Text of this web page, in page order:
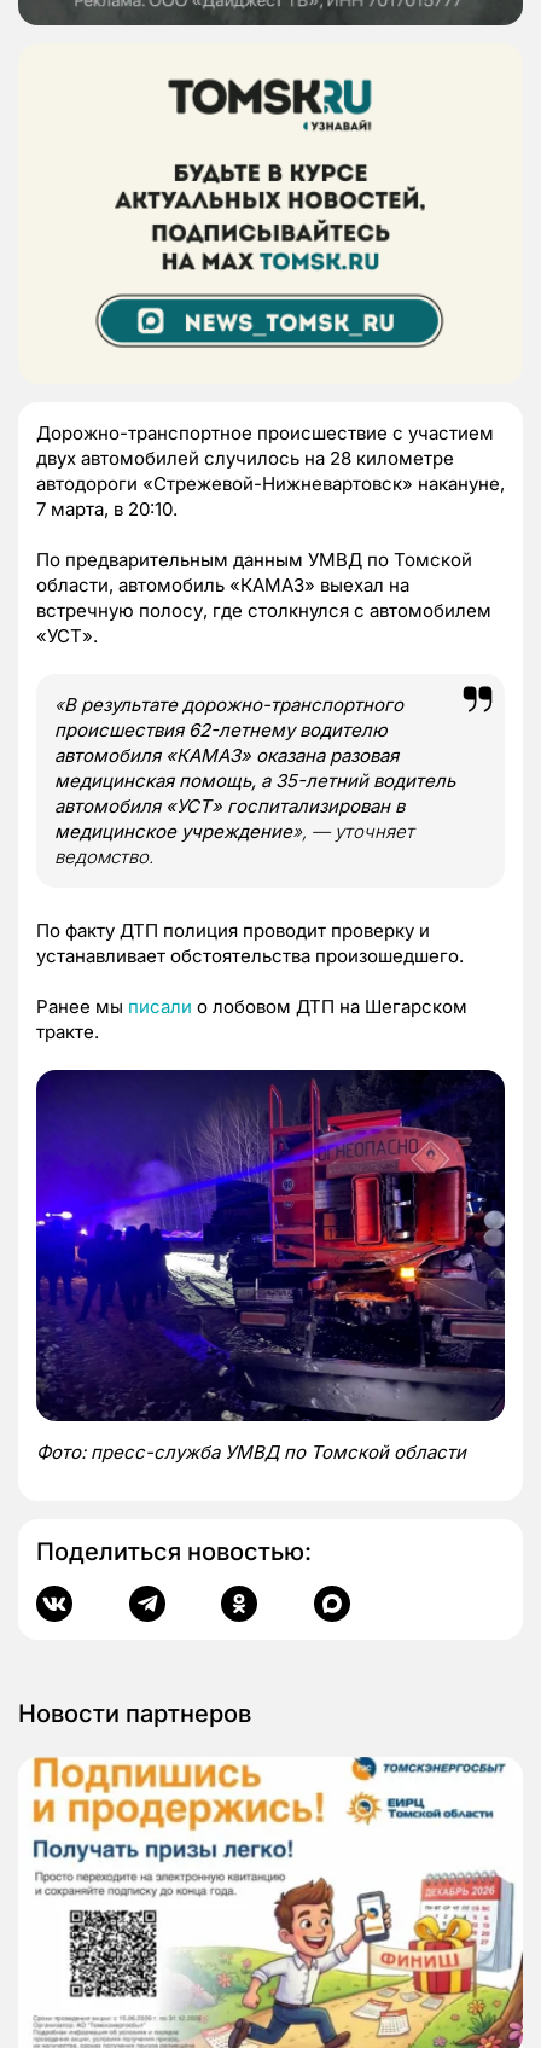
Дорожно-транспортное происшествие с участием
двух автомобилей случилось на 28 километре
автодороги «Стрежевой-Нижневартовск» накануне,
7 марта, в 20:10.
По предварительным данным УМВД по Томской
области, автомобиль «КАМАЗ» выехал на
встречную полосу, где столкнулся с автомобилем
«УСТ».
«В результате дорожно-транспортного
происшествия 62-летнему водителю
автомобиля «КАМАЗ» оказана разовая
медицинская помощь, а 35-летний водитель
автомобиля «УСТ» госпитализирован в
медицинское учреждение», — уточняет
ведомство.
По факту ДТП полиция проводит проверку и
устанавливает обстоятельства произошедшего.
Ранее мы писали о лобовом ДТП на Шегарском
тракте.
Фото: пресс-служба УМВД по Томской области
Поделиться новостью:
Новости партнеров